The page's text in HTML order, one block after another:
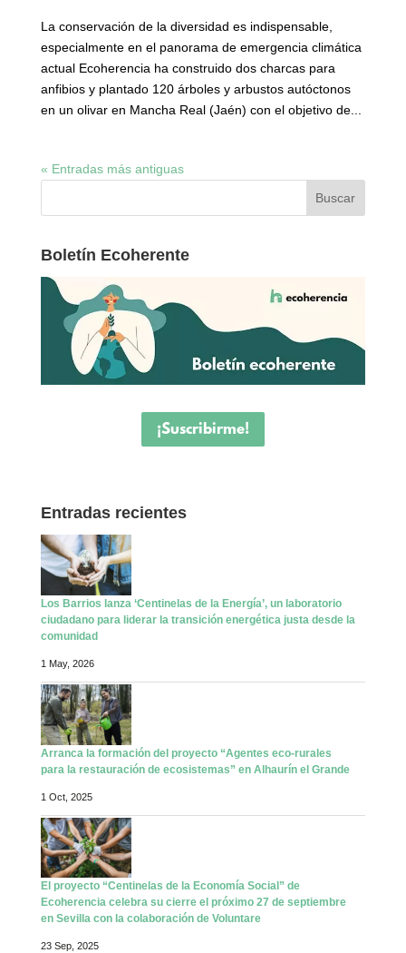
La conservación de la diversidad es indispensable,
especialmente en el panorama de emergencia climática
actual Ecoherencia ha construido dos charcas para
anfibios y plantado 120 árboles y arbustos autóctonos
en un olivar en Mancha Real (Jaén) con el objetivo de...
« Entradas más antiguas
Boletín Ecoherente
¡Suscribirme!
Entradas recientes
Los Barrios lanza ‘Centinelas de la Energía’, un laboratorio
ciudadano para liderar la transición energética justa desde la
comunidad
1 May, 2026
Arranca la formación del proyecto “Agentes eco-rurales
para la restauración de ecosistemas” en Alhaurín el Grande
1 Oct, 2025
El proyecto “Centinelas de la Economía Social” de
Ecoherencia celebra su cierre el próximo 27 de septiembre
en Sevilla con la colaboración de Voluntare
23 Sep, 2025